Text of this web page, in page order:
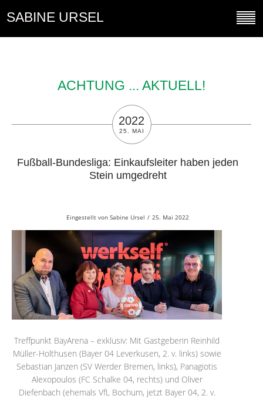
SABINE URSEL
ACHTUNG ... AKTUELL!
2022
25. MAI
Fußball-Bundesliga: Einkaufsleiter haben jeden
Stein umgedreht
Eingestellt vonSabine Ursel / 25. Mai 2022
Treffpunkt BayArena – exklusiv: Mit Gastgeberin Reinhild
Müller-Holthusen (Bayer 04 Leverkusen, 2. v. links) sowie
Sebastian Janzen (SV Werder Bremen, links), Panagiotis
Alexopoulos (FC Schalke 04, rechts) und Oliver
Diefenbach (ehemals VfL Bochum, jetzt Bayer 04, 2. v.